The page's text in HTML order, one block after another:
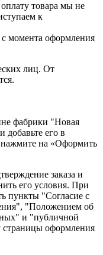
товара мы не
к
с момента оформления
лиц. От
фабрики "Новая
добавьте его в
нажмите на «Оформить
заказа и
его условия. При
пункты "Согласие с
"Положением об
и "публичной
страницы оформления